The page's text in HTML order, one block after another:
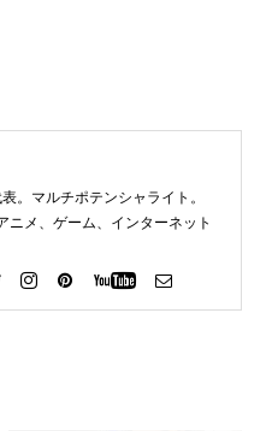
。マルチポテンシャライト。
ニメ、ゲーム、インターネット